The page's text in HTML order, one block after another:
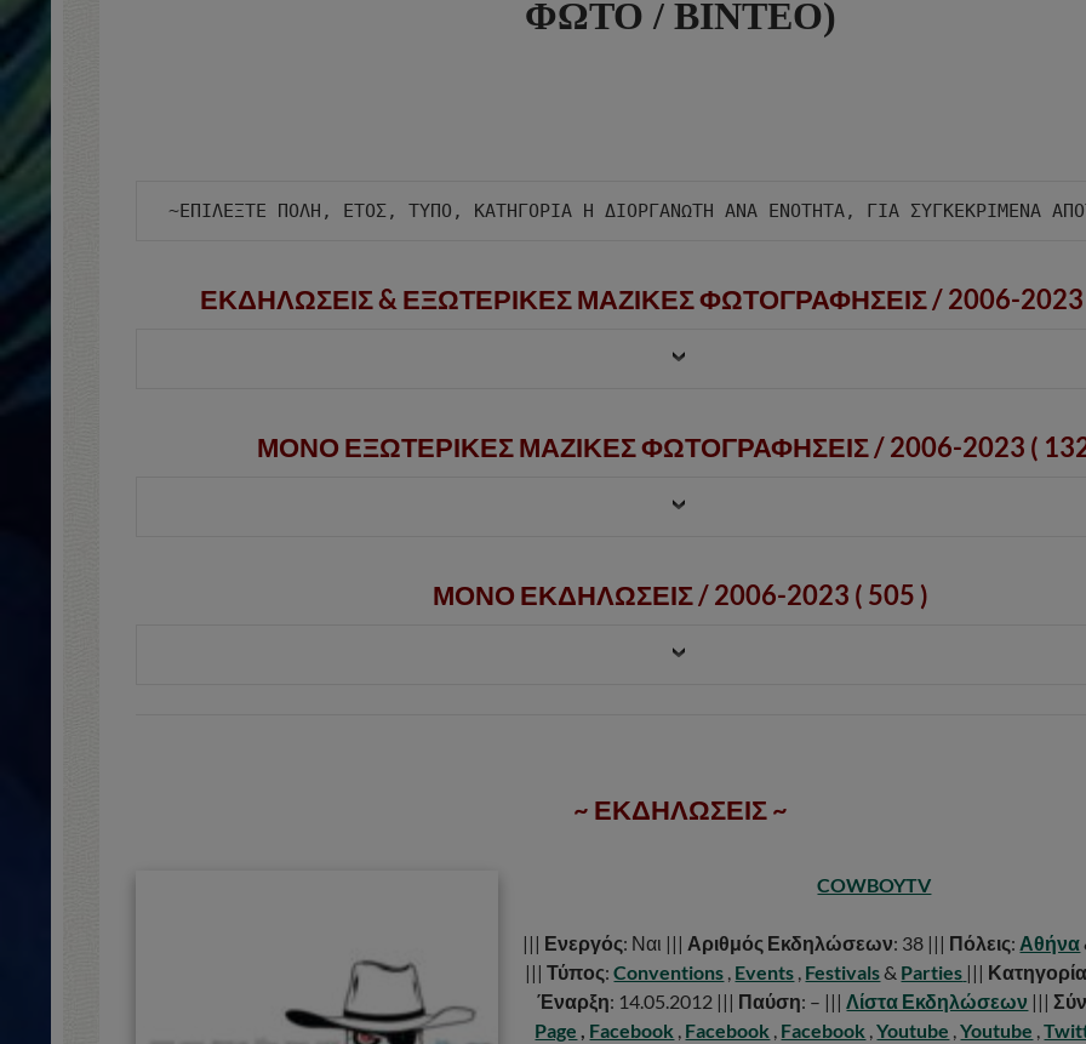
ΦΩΤΟ / ΒΙΝΤΕΟ)
ΕΚΔΗΛΩΣΕΙΣ & ΕΞΩΤΕΡΙΚΕΣ ΜΑΖΙΚΕΣ ΦΩΤΟΓΡΑΦΗΣΕΙΣ /2006-2023
ΜΟΝΟ ΕΞΩΤΕΡΙΚΕΣ ΜΑΖΙΚΕΣ ΦΩΤΟΓΡΑΦΗΣΕΙΣ /2006-2023 (
ΜΟΝΟ ΕΚΔΗΛΩΣΕΙΣ / 2006-2023 ( 505 )
~ ΕΚΔΗΛΩΣΕΙΣ ~
COWBOYTV
||| Ενεργός: Ναι ||| Αριθμός Εκδηλώσεων: 38 ||| Πόλεις: Αθήνα
|||Τύπος:Conventions , Events , Festivals& Parties |||
Έναρξη: 14.05.2012 ||| Παύση: – |||Λίστα Εκδηλώσεων |||
Page , Facebook , Facebook , Facebook ,Youtube ,Youtube ,